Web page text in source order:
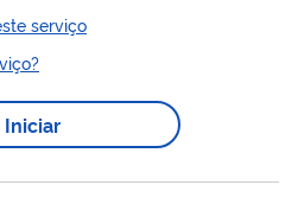
investigações de salvaguardas,
a existência de aumento de
de prejuízo grave (ou
indústria doméstica e de nexo de
serviço
Iniciar